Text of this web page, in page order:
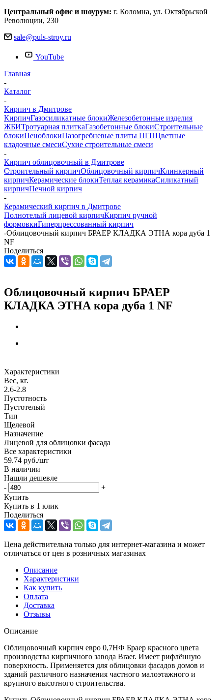
Центральный офис и шоурум: г. Коломна, ул. Октябрьской
Революции, 230
sale@puls-stroy.ru
YouTube
Главная
-
Каталог
-
Кирпич в Дмитрове
КирпичГазосиликатные блокиЖелезобетонные изделия
ЖБИТротуарная плиткаГазобетонные блокиСтроительные
блокиПеноблокиПазогребневые плиты ПГПЦветные
кладочные смесиСухие строительные смеси
-
Кирпич облицовочный в Дмитрове
Строительный кирпичОблицовочный кирпичКлинкерный
кирпичКерамические блокиТеплая керамикаСиликатный
кирпичПечной кирпич
-
Керамический кирпич в Дмитрове
Полнотелый лицевой кирпичКирпич ручной
формовкиГиперпрессованный кирпич
-Облицовочный кирпич БРАЕР КЛАДКА ЭТНА кора дуба 1
NF
Поделиться
Облицовочный кирпич БРАЕР
КЛАДКА ЭТНА кора дуба 1 NF
Характеристики
Вес, кг.
2.6-2.8
Пустотность
Пустотелый
Тип
Щелевой
Назначение
Лицевой для облицовки фасада
Все характеристики
59.74 руб./шт
В наличии
Нашли дешевле
-
+
Купить
Купить в 1 клик
Поделиться
Цена действительна только для интернет-магазина и может
отличаться от цен в розничных магазинах
Описание
Характеристики
Как купить
Оплата
Доставка
Отзывы
Описание
Облицовочный кирпич евро 0,7НФ Браер красного цвета
производства кирпичного завода Braer. Имеет рифлённую
поверхность. Применяется для облицовки фасадов домов и
зданий различного назначения частного малоэтажного и
крупного высотного строительства.